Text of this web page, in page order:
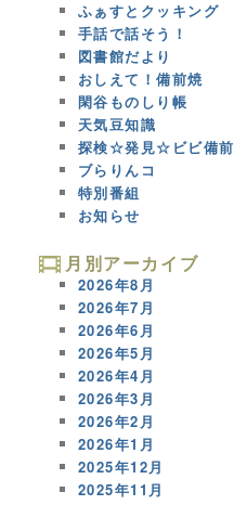
ふぁすとクッキング
手話で話そう！
図書館だより
おしえて！備前焼
閑谷ものしり帳
天気豆知識
探検☆発見☆ビビ備前
ブらりんコ
特別番組
お知らせ
月別アーカイブ
2026年8月
2026年7月
2026年6月
2026年5月
2026年4月
2026年3月
2026年2月
2026年1月
2025年12月
2025年11月